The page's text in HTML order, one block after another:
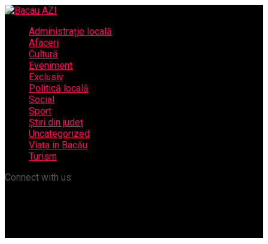
Administrație locală
Afaceri
Cultură
Eveniment
Exclusiv
Politică locală
Social
Sport
Știri din județ
Uncategorized
Viața în Bacău
Turism
Connect with us